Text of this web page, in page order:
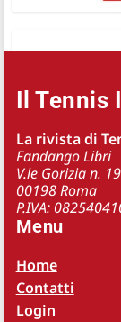
Il Tennis
La rivista di
Fandango Libri
V.le Gorizia n. 19
00198 Roma
P.IVA:
Menu
Home
Contatti
Login